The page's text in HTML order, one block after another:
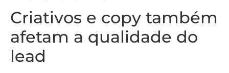
Criativos e copy também
afetam a qualidade do
lead